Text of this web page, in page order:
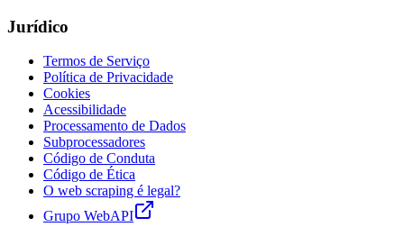
Jurídico
Termos de Serviço
Política de Privacidade
Cookies
Acessibilidade
Processamento de Dados
Subprocessadores
Código de Conduta
Código de Ética
O web scraping é legal?
Grupo WebAPI